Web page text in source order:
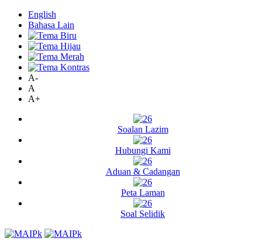
English
Bahasa Lain
A-
A
A+
Soalan Lazim
Hubungi Kami
Aduan & Cadangan
Peta Laman
Soal Selidik